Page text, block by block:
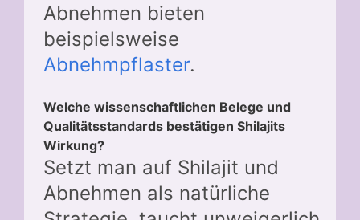
Abnehmen bieten
beispielsweise
Abnehmpflaster.
Welche wissenschaftlichen Belege und
Qualitätsstandards bestätigen Shilajits
Wirkung?
Setzt man auf Shilajit und
Abnehmen als natürliche